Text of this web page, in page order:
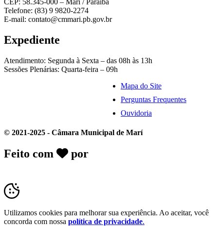
CEP: 58.345-000 – Marí / Paraíba
Telefone: (83) 9 9820-2274
E-mail: contato@cmmari.pb.gov.br
Expediente
Atendimento: Segunda à Sexta – das 08h às 13h
Sessões Plenárias: Quarta-feira – 09h
Mapa do Site
Perguntas Frequentes
Ouvidoria
© 2021-2025 - Câmara Municipal de Marí
Feito com por
Utilizamos cookies para melhorar sua experiência. Ao aceitar, você
concorda com nossa política de privacidade.